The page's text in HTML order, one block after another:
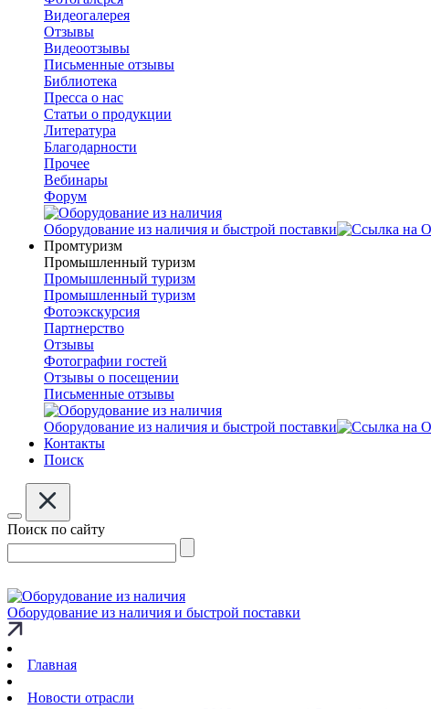
Видеогалерея
Отзывы
Видеоотзывы
Письменные отзывы
Библиотека
Пресса о нас
Статьи о продукции
Литература
Благодарности
Прочее
Вебинары
Форум
Оборудование из наличия и быстрой поставки
Промтуризм
Промышленный туризм
Промышленный туризм
Промышленный туризм
Фотоэкскурсия
Партнерство
Отзывы
Фотографии гостей
Отзывы о посещении
Письменные отзывы
Оборудование из наличия и быстрой поставки
Контакты
Поиск
Поиск по сайту
Оборудование из наличия и быстрой поставки
Главная
Новости отрасли